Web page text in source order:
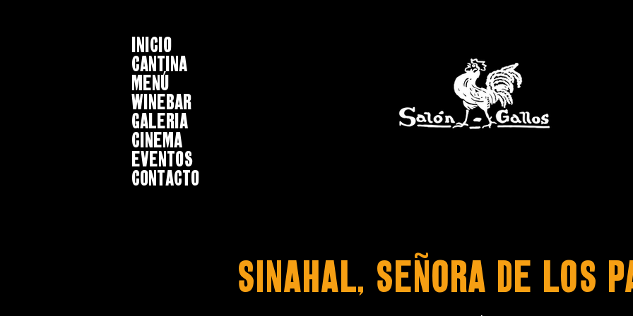
INICIO
CANTINA
MENÚ
WINEBAR
GALERIA
CINEMA
EVENTOS
CONTACTO
SINAHAL, SEÑORA DE LOS